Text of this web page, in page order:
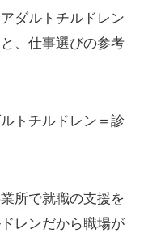
ダルトチルドレン
、仕事選びの参考
トチルドレン＝診
所で就職の支援を
レンだから職場が